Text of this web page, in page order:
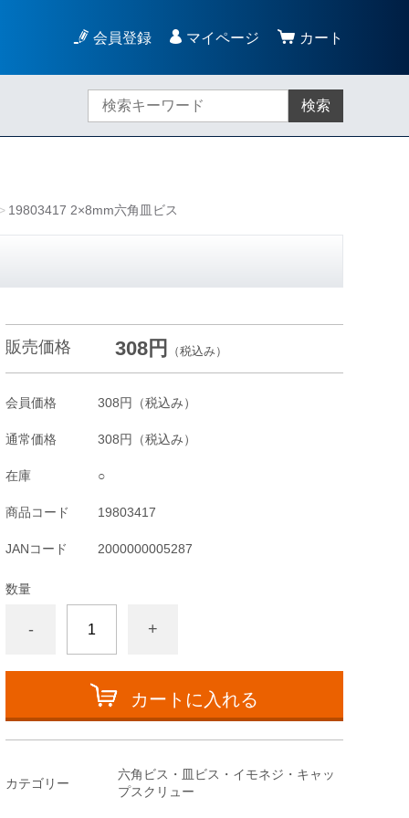
会員登録 マイページ カート
検索
19803417 2×8mm六角皿ビス
販売価格 308円 （税込み）
会員価格 308円 （税込み）
通常価格 308円 （税込み）
在庫 ○
商品コード 19803417
JANコード 2000000005287
数量
- +
カートに入れる
カテゴリー
六角ビス・皿ビス・イモネジ・キャッ
プスクリュー